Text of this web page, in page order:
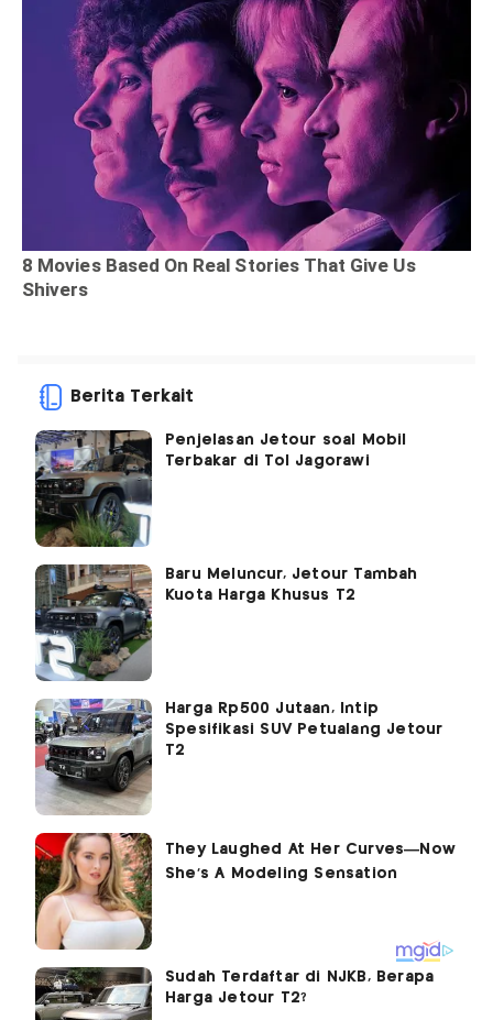
Berita Terkait
Penjelasan Jetour soal Mobil
Terbakar di Tol Jagorawi
Baru Meluncur, Jetour Tambah
Kuota Harga Khusus T2
Harga Rp500 Jutaan, Intip
Spesifikasi SUV Petualang Jetour
T2
Sudah Terdaftar di NJKB, Berapa
Harga Jetour T2?